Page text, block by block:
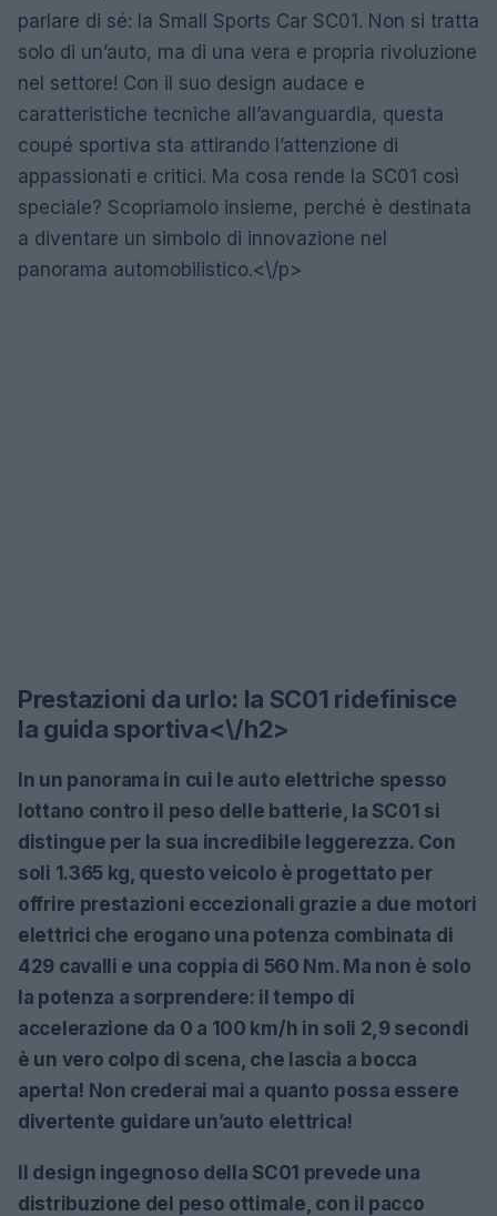
parlare di sé: la Small Sports Car SC01. Non si tratta
solo di un’auto, ma di una vera e propria rivoluzione
nel settore! Con il suo design audace e
caratteristiche tecniche all’avanguardia, questa
coupé sportiva sta attirando l’attenzione di
appassionati e critici. Ma cosa rende la SC01 così
speciale? Scopriamolo insieme, perché è destinata
a diventare un simbolo di innovazione nel
panorama automobilistico.<\/p>
Prestazioni da urlo: la SC01 ridefinisce
la guida sportiva<\/h2>
In un panorama in cui le auto elettriche spesso
lottano contro il peso delle batterie, la SC01 si
distingue per la sua incredibile leggerezza. Con
soli 1.365 kg, questo veicolo è progettato per
offrire prestazioni eccezionali grazie a due motori
elettrici che erogano una potenza combinata di
429 cavalli e una coppia di 560 Nm. Ma non è solo
la potenza a sorprendere: il tempo di
accelerazione da 0 a 100 km/h in soli 2,9 secondi
è un vero colpo di scena, che lascia a bocca
aperta! Non crederai mai a quanto possa essere
divertente guidare un’auto elettrica!
Il design ingegnoso della SC01 prevede una
distribuzione del peso ottimale, con il pacco